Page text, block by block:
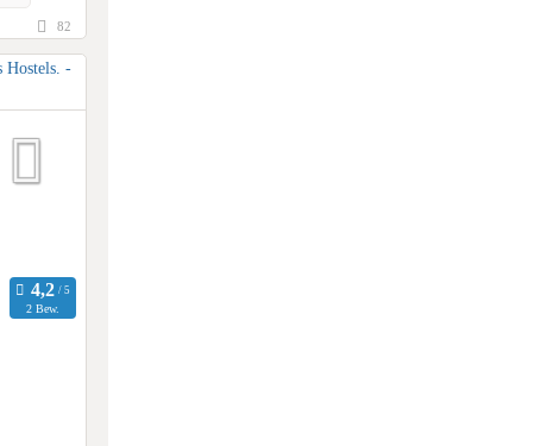
82
2 Bew.